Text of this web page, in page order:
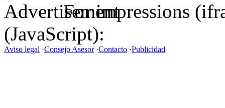
For impressions
(JavaScript):
Aviso legal ·Consejo Asesor·Contacto ·Publicidad